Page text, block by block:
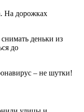
На дорожках
деньки из
до
– не шутки!